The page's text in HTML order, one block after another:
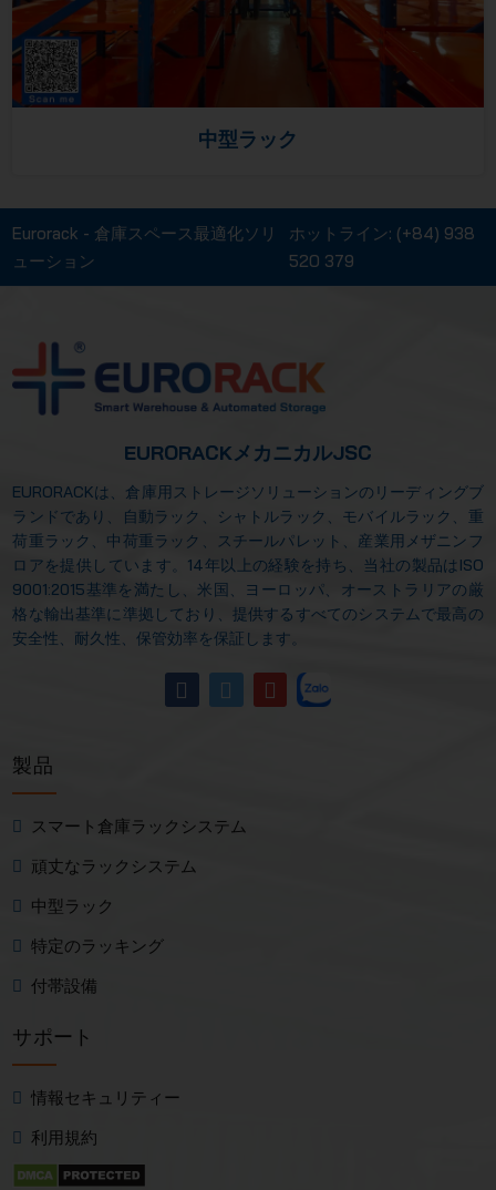
中型ラック
Eurorack - 倉庫スペース最適化ソリ
ューション
ホットライン: (+84) 938
520 379
EURORACKメカニカルJSC
EURORACKは、倉庫用ストレージソリューションのリーディングブ
ランドであり、自動ラック、シャトルラック、モバイルラック、重
荷重ラック、中荷重ラック、スチールパレット、産業用メザニンフ
ロアを提供しています。14年以上の経験を持ち、当社の製品はISO
9001:2015基準を満たし、米国、ヨーロッパ、オーストラリアの厳
格な輸出基準に準拠しており、提供するすべてのシステムで最高の
安全性、耐久性、保管効率を保証します。
製品
スマート倉庫ラックシステム
頑丈なラックシステム
中型ラック
特定のラッキング
付帯設備
サポート
情報セキュリティー
利用規約